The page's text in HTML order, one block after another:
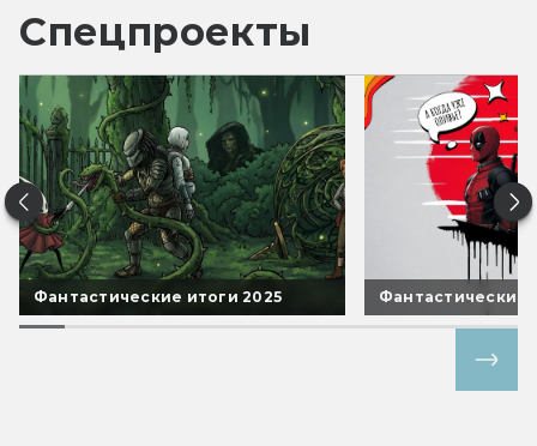
Спецпроекты
Фантастические итоги 2025 Фантастические